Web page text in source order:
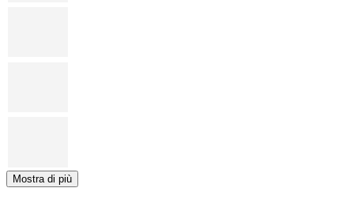
Mostra di più